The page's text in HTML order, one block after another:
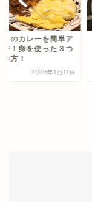
目のカレーを簡単ア
ジ！卵を使った３つ
方！
2020年1月11日